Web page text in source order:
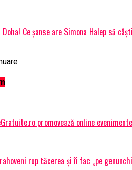
Ce șanse are Simona Halep să
promovează online
rup tăcerea și îi fac „pe